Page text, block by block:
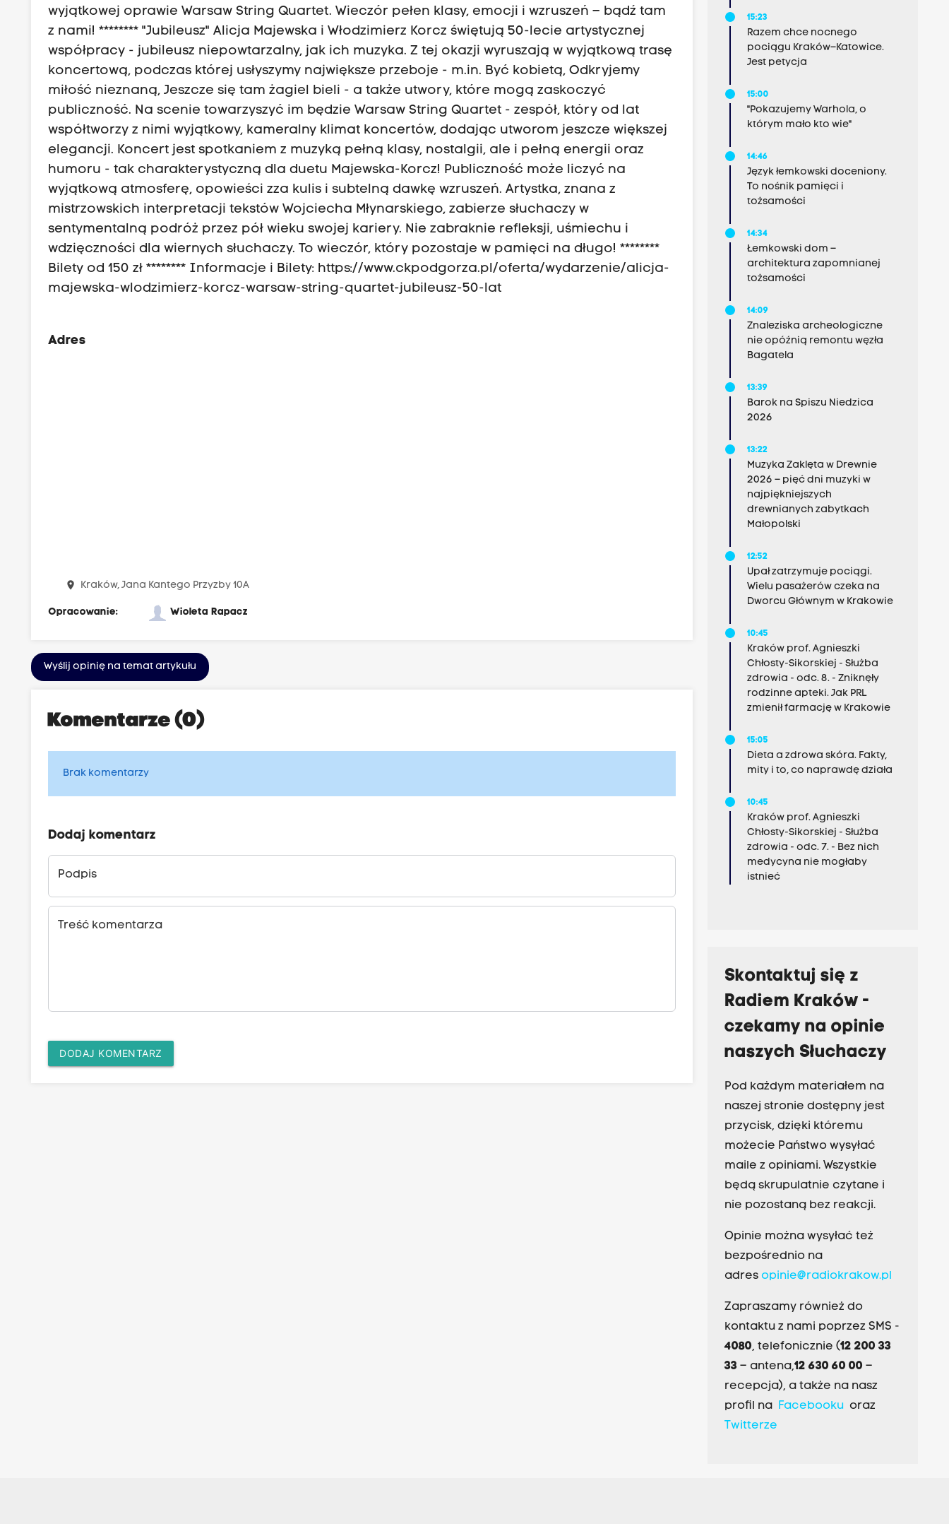
wyjątkowej oprawie Warsaw String Quartet. Wieczór pełen klasy, emocji i wzruszeń – bądź tam
z nami! ******** "Jubileusz" Alicja Majewska i Włodzimierz Korcz świętują 50-lecie artystycznej
współpracy - jubileusz niepowtarzalny, jak ich muzyka. Z tej okazji wyruszają w wyjątkową trasę
koncertową, podczas której usłyszymy największe przeboje - m.in. Być kobietą, Odkryjemy
miłość nieznaną, Jeszcze się tam żagiel bieli - a także utwory, które mogą zaskoczyć
publiczność. Na scenie towarzyszyć im będzie Warsaw String Quartet - zespół, który od lat
współtworzy z nimi wyjątkowy, kameralny klimat koncertów, dodając utworom jeszcze większej
elegancji. Koncert jest spotkaniem z muzyką pełną klasy, nostalgii, ale i pełną energii oraz
humoru - tak charakterystyczną dla duetu Majewska-Korcz! Publiczność może liczyć na
wyjątkową atmosferę, opowieści zza kulis i subtelną dawkę wzruszeń. Artystka, znana z
mistrzowskich interpretacji tekstów Wojciecha Młynarskiego, zabierze słuchaczy w
sentymentalną podróż przez pół wieku swojej kariery. Nie zabraknie refleksji, uśmiechu i
wdzięczności dla wiernych słuchaczy. To wieczór, który pozostaje w pamięci na długo! ********
Bilety od 150 zł ******** Informacje i Bilety: https://www.ckpodgorza.pl/oferta/wydarzenie/alicja-
majewska-wlodzimierz-korcz-warsaw-string-quartet-jubileusz-50-lat
Adres
place Kraków, Jana Kantego Przyzby 10A
Opracowanie: Wioleta Rapacz
Wyślij opinię na temat artykułu
Komentarze (0)
Brak komentarzy
Dodaj komentarz
Podpis
Treść komentarza
DODAJ KOMENTARZ
15:23
Razem chce nocnego
pociągu Kraków–Katowice.
Jest petycja
15:00
"Pokazujemy Warhola, o
którym mało kto wie"
14:46
Język łemkowski doceniony.
To nośnik pamięci i
tożsamości
14:34
Łemkowski dom –
architektura zapomnianej
tożsamości
14:09
Znaleziska archeologiczne
nie opóźnią remontu węzła
Bagatela
13:39
Barok na Spiszu Niedzica
2026
13:22
Muzyka Zaklęta w Drewnie
2026 – pięć dni muzyki w
najpiękniejszych
drewnianych zabytkach
Małopolski
12:52
Upał zatrzymuje pociągi.
Wielu pasażerów czeka na
Dworcu Głównym w Krakowie
10:45
Kraków prof. Agnieszki
Chłosty-Sikorskiej - Służba
zdrowia - odc. 8. - Zniknęły
rodzinne apteki. Jak PRL
zmienił farmację w Krakowie
15:05
Dieta a zdrowa skóra. Fakty,
mity i to, co naprawdę działa
10:45
Kraków prof. Agnieszki
Chłosty-Sikorskiej - Służba
zdrowia - odc. 7. - Bez nich
medycyna nie mogłaby
istnieć
Skontaktuj się z
Radiem Kraków -
czekamy na opinie
naszych Słuchaczy
Pod każdym materiałem na
naszej stronie dostępny jest
przycisk, dzięki któremu
możecie Państwo wysyłać
maile z opiniami. Wszystkie
będą skrupulatnie czytane i
nie pozostaną bez reakcji.
Opinie można wysyłać też
bezpośrednio na
adres opinie@radiokrakow.pl
Zapraszamy również do
kontaktu z nami poprzez SMS -
4080, telefonicznie (12 200 33
33– antena,12 630 60 00 –
recepcja), a także na nasz
profil na Facebookuoraz
Twitterze